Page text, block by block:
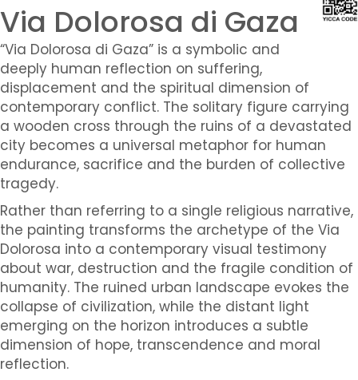
Via Dolorosa di Gaza
“Via Dolorosa di Gaza” is a symbolic and
deeply human reflection on suffering,
displacement and the spiritual dimension of
contemporary conflict. The solitary figure carrying
a wooden cross through the ruins of a devastated
city becomes a universal metaphor for human
endurance, sacrifice and the burden of collective
tragedy.
Rather than referring to a single religious narrative,
the painting transforms the archetype of the Via
Dolorosa into a contemporary visual testimony
about war, destruction and the fragile condition of
humanity. The ruined urban landscape evokes the
collapse of civilization, while the distant light
emerging on the horizon introduces a subtle
dimension of hope, transcendence and moral
reflection.